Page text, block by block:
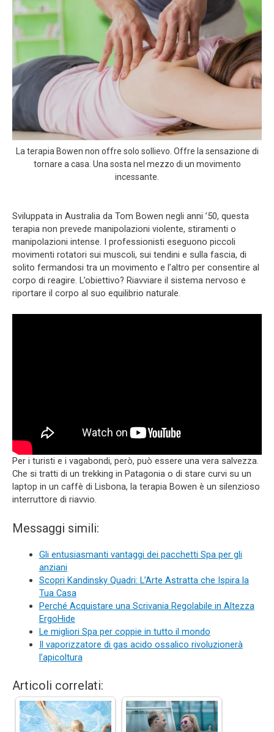
La terapia Bowen non offre solo sollievo. Offre la sensazione di
tornare a casa. Una sosta nel mezzo di un movimento
incessante.
Sviluppata in Australia da Tom Bowen negli anni ’50, questa
terapia non prevede manipolazioni violente, stiramenti o
manipolazioni intense. I professionisti eseguono piccoli
movimenti rotatori sui muscoli, sui tendini e sulla fascia, di
solito fermandosi tra un movimento e l’altro per consentire al
corpo di reagire. L’obiettivo? Riavviare il sistema nervoso e
riportare il corpo al suo equilibrio naturale.
Per i turisti e i vagabondi, però, può essere una vera salvezza.
Che si tratti di un trekking in Patagonia o di stare curvi su un
laptop in un caffè di Lisbona, la terapia Bowen è un silenzioso
interruttore di riavvio.
Messaggi simili:
Gli entusiasmanti vantaggi dei pacchetti Spa per gli
anziani
Scopri Kandinsky Quadri: L’Arte Astratta che Ispira la
Tua Casa
Perché Acquistare una Scrivania Regolabile in Altezza
ErgoHide
Le migliori Spa per coppie in tutto il mondo
Il vaporizzatore di gas acido ossalico rivoluzionerà
l’apicoltura
Articoli correlati: